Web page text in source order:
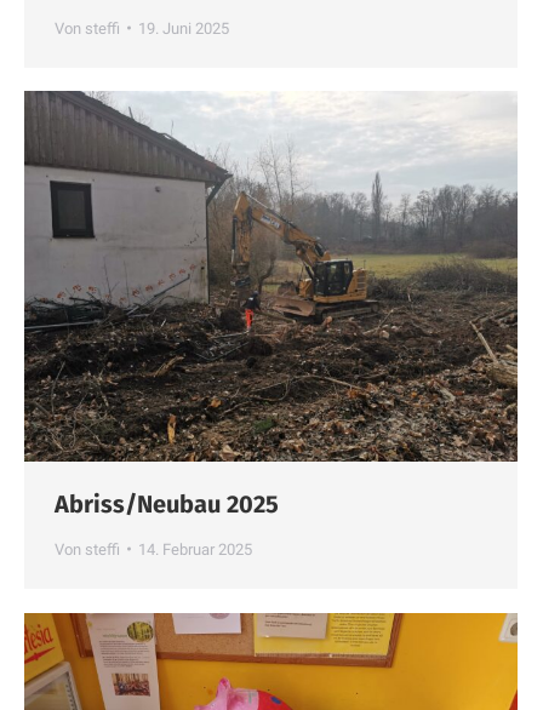
Von steffi 19. Juni 2025
Abriss/Neubau 2025
Von steffi 14. Februar 2025